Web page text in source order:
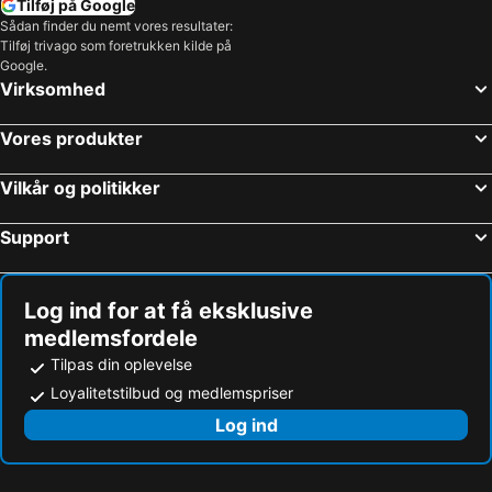
Tilføj på Google
Sådan finder du nemt vores resultater:
Tilføj trivago som foretrukken kilde på
Google.
Virksomhed
Vores produkter
Vilkår og politikker
Support
Log ind for at få eksklusive
medlemsfordele
Tilpas din oplevelse
Loyalitetstilbud og medlemspriser
Log ind